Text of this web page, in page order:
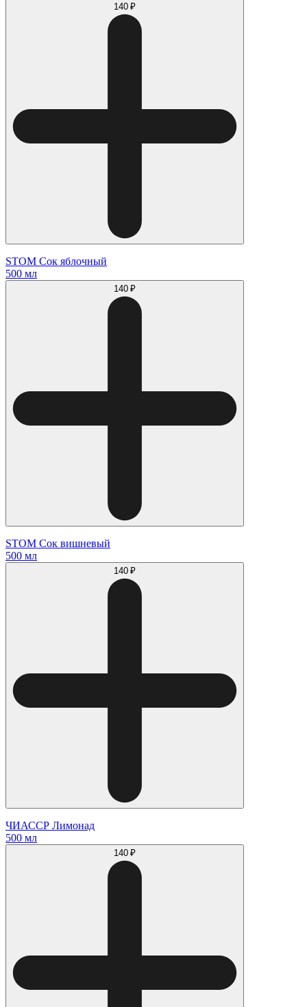
140 ₽
STOM Сок яблочный
500 мл
140 ₽
STOM Cок вишневый
500 мл
140 ₽
ЧИАССР Лимонад
500 мл
140 ₽